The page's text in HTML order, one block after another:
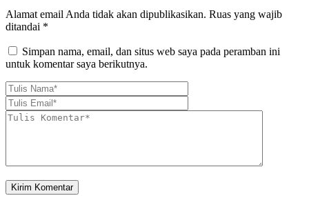
Alamat email Anda tidak akan dipublikasikan. Ruas yang wajib
ditandai *
Simpan nama, email, dan situs web saya pada peramban ini
untuk komentar saya berikutnya.